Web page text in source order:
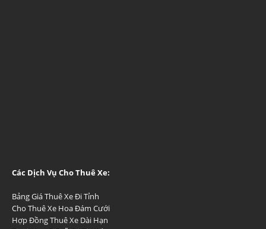
Các Dịch Vụ Cho Thuê Xe:
Bảng Giá Thuê Xe Đi Tỉnh
Cho Thuê Xe Hoa Đám Cưới
Hợp Đồng Thuê Xe Dài Hạn